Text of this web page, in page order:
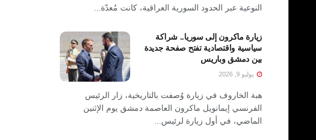
النوعية عبر الحدود السورية العراقية، كانت مُعدّة...
زيارة ماكرون إلى سوريا.. شراكة
سياسية واقتصادية تفتح صفحة جديدة
بين دمشق وباريس
يوليو 9, 2026
هبة الخاروف في زيارة وُصفت بالتاريخية، زار الرئيس
الفرنسي إيمانويل ماكرون العاصمة دمشق يوم الإثنين
الماضي، في أول زيارة لرئيس...